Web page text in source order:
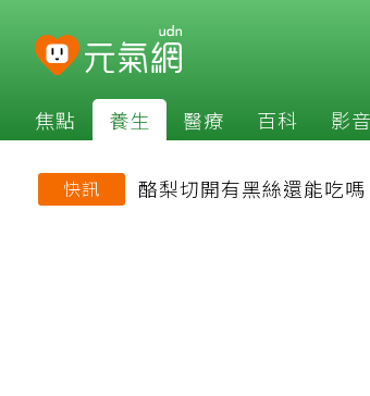
焦點 養生 醫療 百科 影音
快訊 酪梨切開有黑絲還能吃